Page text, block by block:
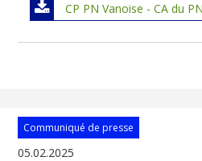
CP PN Vanoise - CA du
Communiqué de presse
05.02.2025